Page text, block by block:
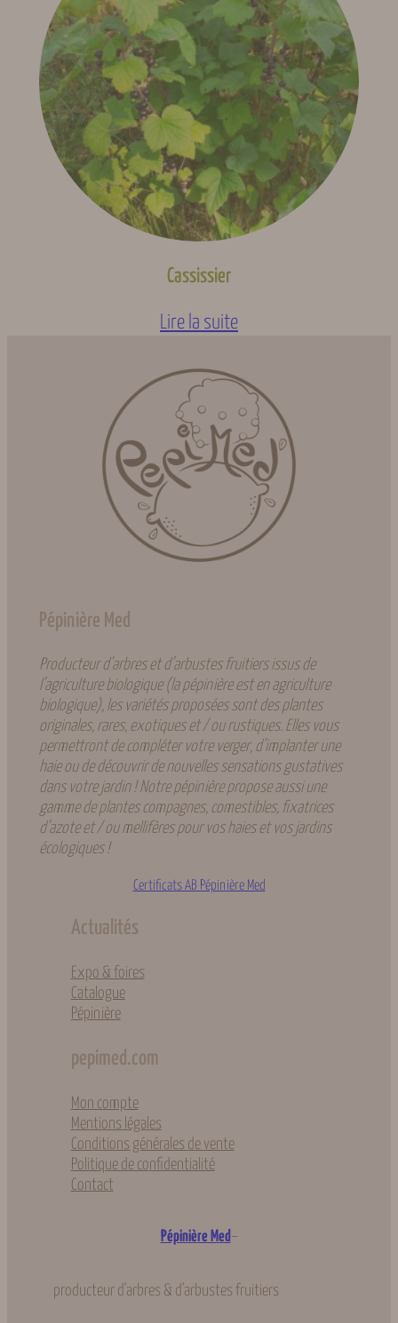
Cassissier
Lire la suite
Pépinière Med
Producteur d’arbres et d’arbustes fruitiers issus de
l’agriculture biologique (la pépinière est en agriculture
biologique), les variétés proposées sont des plantes
originales, rares, exotiques et / ou rustiques. Elles vous
permettront de compléter votre verger, d’implanter une
haie ou de découvrir de nouvelles sensations gustatives
dans votre jardin ! Notre pépinière propose aussi une
gamme de plantes compagnes, comestibles, fixatrices
d’azote et / ou mellifères pour vos haies et vos jardins
écologiques !
Certificats AB Pépinière Med
Actualités
Expo & foires
Catalogue
Pépinière
pepimed.com
Mon compte
Mentions légales
Conditions générales de vente
Politique de confidentialité
Contact
Pépinière Med –
producteur d'arbres & d'arbustes fruitiers